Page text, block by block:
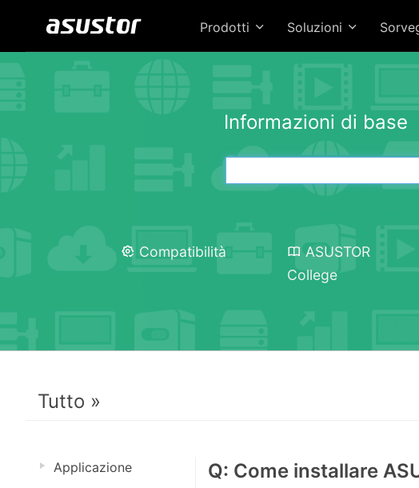
Prodotti Soluzioni
Informazioni di base
Compatibilità
ASUSTOR
College
Tutto »
Applicazione Q: Come installare